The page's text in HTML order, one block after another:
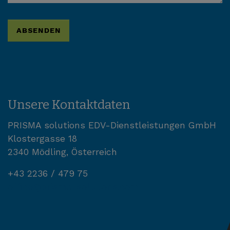
Unsere Kontaktdaten
PRISMA solutions EDV-Dienstleistungen GmbH
Klostergasse 18
2340 Mödling, Österreich
+43 2236 / 479 75